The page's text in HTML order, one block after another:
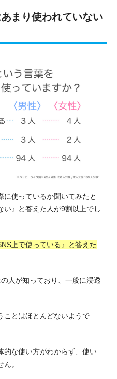
まり使われていない
に使っているか聞いてみたと
い』と答えた人が9割以上でし
上で使っている』と答えた
人が知っており、一般に浸透
ことはほとんどないようで
的な使い方がわからず、使い
。